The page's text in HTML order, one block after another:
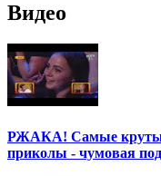
Видео
РЖАКА! Самые
приколы - чумовая